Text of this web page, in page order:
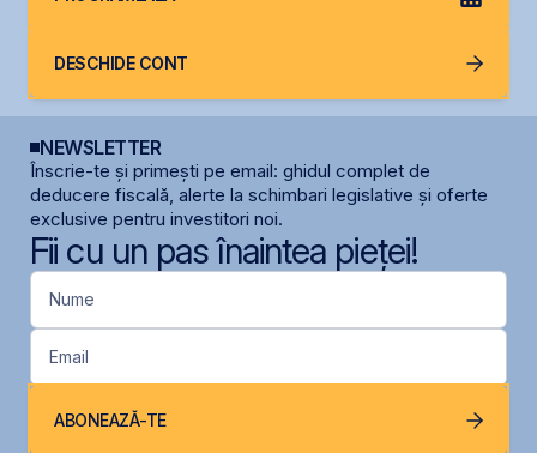
DESCHIDE CONT
NEWSLETTER
Înscrie-te și primești pe email: ghidul complet de
deducere fiscală, alerte la schimbari legislative și oferte
exclusive pentru investitori noi.
Fii cu un pas înaintea pieței!
Nume
Email
ABONEAZĂ-TE